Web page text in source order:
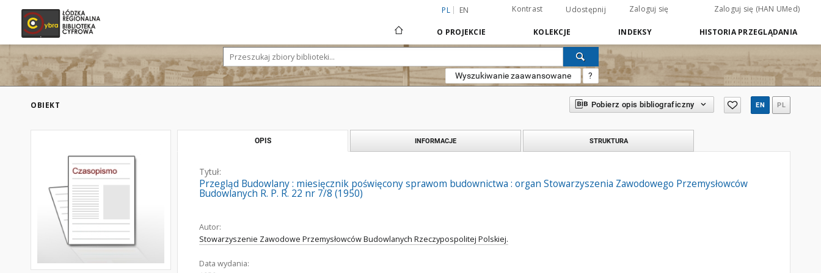
PL EN Kontrast Udostępnij Zaloguj się Zaloguj się (HAN UMed)
O PROJEKCIE KOLEKCJE INDEKSY HISTORIA PRZEGLĄDANIA
Wyszukiwanie zaawansowane ?
OBIEKT Pobierz opis bibliograficzny EN PL
OPIS INFORMACJE STRUKTURA
Tytuł:
Przegląd Budowlany : miesięcznik poświęcony sprawom budownictwa : organ Stowarzyszenia Zawodowego Przemysłowców
Budowlanych R. P. R. 22 nr 7/8 (1950)
Autor:
Stowarzyszenie Zawodowe Przemysłowców Budowlanych Rzeczypospolitej Polskiej.
Data wydania: